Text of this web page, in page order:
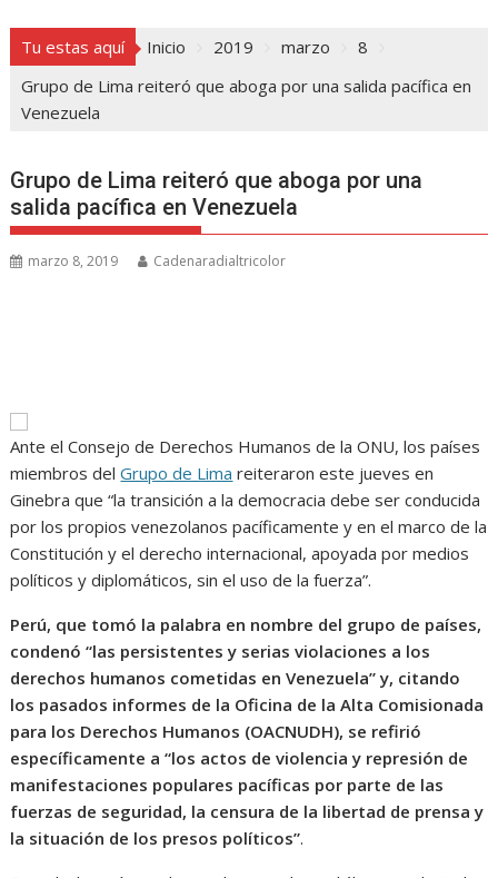
Tu estas aquí Inicio 2019 marzo
8
Grupo de Lima reiteró que aboga por una salida pacífica en
Venezuela
Grupo de Lima reiteró que aboga por una
salida pacífica en Venezuela
marzo 8, 2019 Cadenaradialtricolor
Ante el Consejo de Derechos Humanos de la ONU, los países
miembros delGrupo de Lima reiteraron este jueves en
Ginebra que “la transición a la democracia debe ser conducida
por los propios venezolanos pacíficamente y en el marco de la
Constitución y el derecho internacional, apoyada por medios
políticos y diplomáticos, sin el uso de la fuerza”.
Perú, que tomó la palabra en nombre del grupo de países,
condenó “las persistentes y serias violaciones a los
derechos humanos cometidas en Venezuela” y, citando
los pasados informes de la Oficina de la Alta Comisionada
para los Derechos Humanos (OACNUDH), se refirió
específicamente a “los actos de violencia y represión de
manifestaciones populares pacíficas por parte de las
fuerzas de seguridad, la censura de la libertad de prensa y
la situación de los presos políticos”.